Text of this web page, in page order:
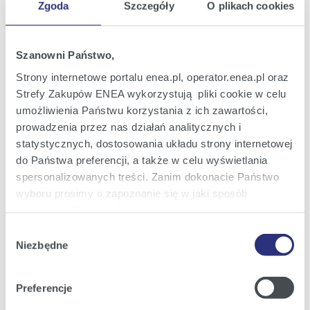
Zgoda Szczegóły O plikach cookies
Szanowni Państwo,
Strony internetowe portalu enea.pl, operator.enea.pl oraz
Strefy Zakupów ENEA wykorzystują pliki cookie w celu
umożliwienia Państwu korzystania z ich zawartości,
prowadzenia przez nas działań analitycznych i
statystycznych, dostosowania układu strony internetowej
do Państwa preferencji, a także w celu wyświetlania
spersonalizowanych treści. Zanim dokonacie Państwo
wyboru prosimy o zapoznanie się w jaki sposób
Szczegółowe informacje na ten temat znajdziecie
Polityce
zgody
Niezbędne
Preferencje
lip
16:57
Raport bieżący nr 30/2020
Zmiana w składzie Zarządu Spółki
08
lip
2020
21:24
Raport bieżący nr 29/2020
Wyrok Sądu Apelacyjnego w sprawie o
stwierdzenie nieważności lub ustalenie
nieistnienia, ewentualnie uchylenie
uchwały Nadzwyczajnego Walnego
Zgromadzenia Spółki
03
2020
Raport bieżący nr 28/2020
Projekty uchwał Zwyczajnego Walnego
Zgromadzenia ENEA S.A. zwołanego na
Poprzednia Następna